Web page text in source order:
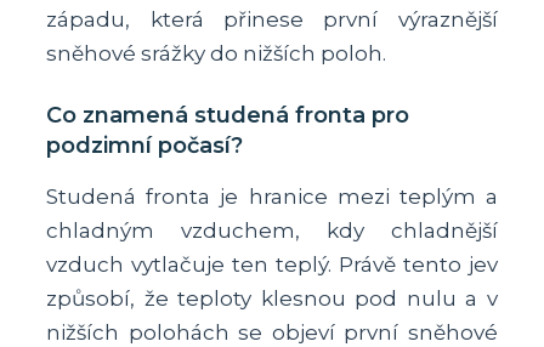
západu, která přinese první výraznější
sněhové srážky do nižších poloh.
Co znamená studená fronta pro
podzimní počasí?
Studená fronta je hranice mezi teplým a
chladným vzduchem, kdy chladnější
vzduch vytlačuje ten teplý. Právě tento jev
způsobí, že teploty klesnou pod nulu a v
nižších polohách se objeví první sněhové